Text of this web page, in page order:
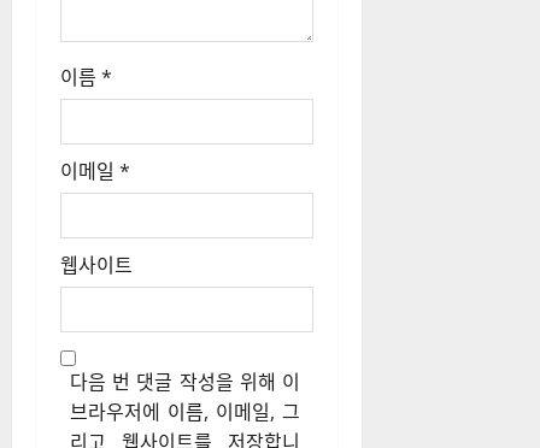
이름 *
이메일 *
웹사이트
다음 번 댓글 작성을 위해 이
브라우저에 이름, 이메일, 그
리고 웹사이트를 저장합니